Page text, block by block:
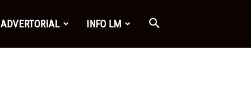
ADVERTORIAL INFO LM